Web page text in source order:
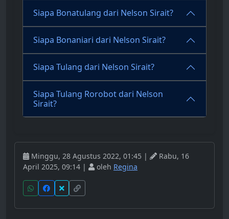
Siapa Bonatulang dari Nelson Sirait?
Siapa Bonaniari dari Nelson Sirait?
Siapa Tulang dari Nelson Sirait?
Siapa Tulang Rorobot dari Nelson
Sirait?
Minggu, 28 Agustus 2022, 01:45 |
Rabu, 16
April 2025, 09:14 |
oleh Regina